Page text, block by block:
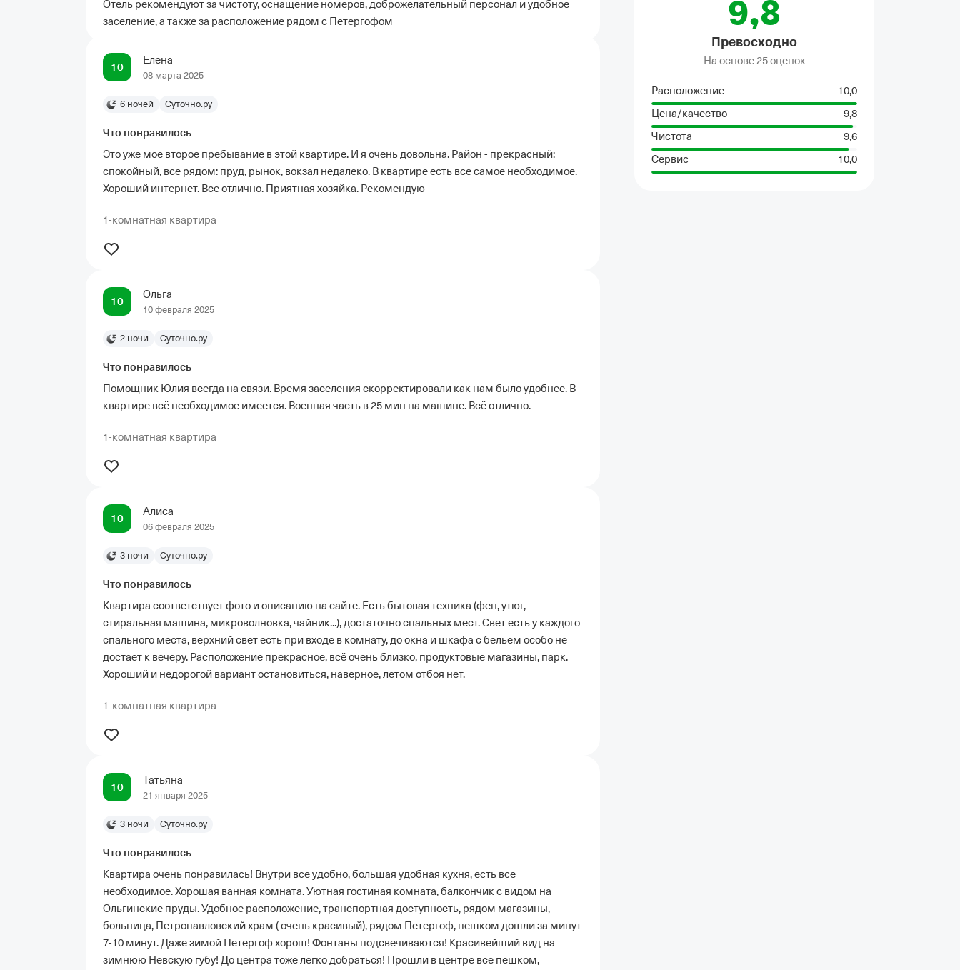
9,8
Превосходно
На основе 25 оценок
Расположение
10,0
Цена/качество
9,8
Чистота
9,6
Сервис
10,0
Отель рекомендуют за чистоту, оснащение номеров, доброжелательный персонал и удобное
заселение, а также за расположение рядом с Петергофом
10
Елена
08 марта 2025
6 ночей Суточно.ру
Что понравилось
Это уже мое второе пребывание в этой квартире. И я очень довольна. Район - прекрасный:
спокойный, все рядом: пруд, рынок, вокзал недалеко. В квартире есть все самое необходимое.
Хороший интернет. Все отлично. Приятная хозяйка. Рекомендую
1-комнатная квартира
10
Ольга
10 февраля 2025
2 ночи Суточно.ру
Что понравилось
Помощник Юлия всегда на связи. Время заселения скорректировали как нам было удобнее. В
квартире всё необходимое имеется. Военная часть в 25 мин на машине. Всё отлично.
1-комнатная квартира
10
Алиса
06 февраля 2025
3 ночи Суточно.ру
Что понравилось
Квартира соответствует фото и описанию на сайте. Есть бытовая техника (фен, утюг,
стиральная машина, микроволновка, чайник...), достаточно спальных мест. Свет есть у каждого
спального места, верхний свет есть при входе в комнату, до окна и шкафа с бельем особо не
достает к вечеру. Расположение прекрасное, всё очень близко, продуктовые магазины, парк.
Хороший и недорогой вариант остановиться, наверное, летом отбоя нет.
1-комнатная квартира
10
Татьяна
21 января 2025
3 ночи Суточно.ру
Что понравилось
Квартира очень понравилась! Внутри все удобно, большая удобная кухня, есть все
необходимое. Хорошая ванная комната. Уютная гостиная комната, балкончик с видом на
Ольгинские пруды. Удобное расположение, транспортная доступность, рядом магазины,
больница, Петропавловский храм ( очень красивый), рядом Петергоф, пешком дошли за минут
7-10 минут. Даже зимой Петергоф хорош! Фонтаны подсвечиваются! Красивейший вид на
зимнюю Невскую губу! До центра тоже легко добраться! Прошли в центре все пешком,